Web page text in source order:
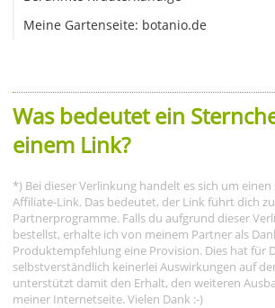
Meine Gartenseite: botanio.de
Was bedeutet ein
einem Link?
*) Bei dieser Verlinkung handelt es sich um
Affiliate-Link. Das bedeutet, der Link führt dich
Partnerprogramme. Falls du aufgrund dieser
bestellst, erhalte ich von meinem Partner als
Produktempfehlung eine Provision. Dies hat für
selbstverständlich keinerlei Auswirkungen auf
unterstützt damit den Erhalt, den weiteren
meiner Internetseite. Vielen Dank :-)